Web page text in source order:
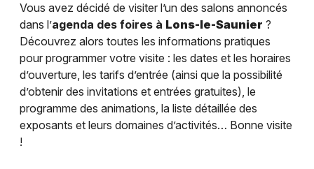
Vous avez décidé de visiter l’un des salons annoncés
dans l’agenda des foires à Lons-le-Saunier ?
Découvrez alors toutes les informations pratiques
pour programmer votre visite : les dates et les horaires
d’ouverture, les tarifs d’entrée (ainsi que la possibilité
d’obtenir des invitations et entrées gratuites), le
programme des animations, la liste détaillée des
exposants et leurs domaines d’activités… Bonne visite
!